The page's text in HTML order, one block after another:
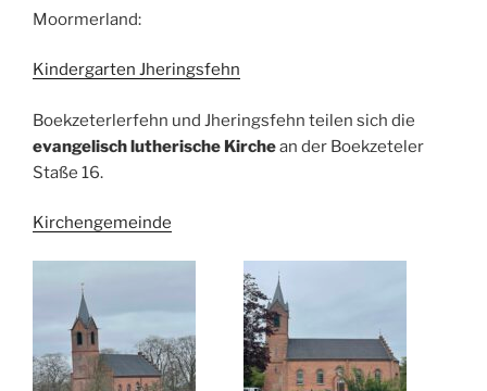
Moormerland:
Kindergarten Jheringsfehn
Boekzeterlerfehn und Jheringsfehn teilen sich die
evangelisch lutherische Kirchean der Boekzeteler
Staße 16.
Kirchengemeinde